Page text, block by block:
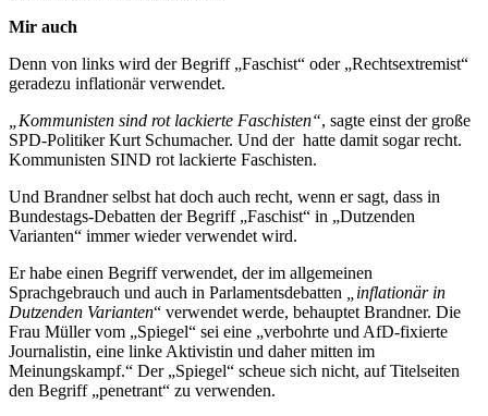
Mir auch
Denn von links wird der Begriff „Faschist“ oder „Rechtsextremist“
geradezu inflationär verwendet.
„Kommunisten sind rot lackierte Faschisten“, sagte einst der große
SPD-Politiker Kurt Schumacher. Und der hatte damit sogar recht.
Kommunisten SIND rot lackierte Faschisten.
Und Brandner selbst hat doch auch recht, wenn er sagt, dass in
Bundestags-Debatten der Begriff „Faschist“ in „Dutzenden
Varianten“ immer wieder verwendet wird.
Er habe einen Begriff verwendet, der im allgemeinen
Sprachgebrauch und auch in Parlamentsdebatten
„inflationär in
Dutzenden Varianten“ verwendet werde, behauptet Brandner. Die
Frau Müller vom „Spiegel“ sei eine „verbohrte und AfD-fixierte
Journalistin, eine linke Aktivistin und daher mitten im
Meinungskampf.“ Der „Spiegel“ scheue sich nicht, auf Titelseiten
den Begriff „penetrant“ zu verwenden.